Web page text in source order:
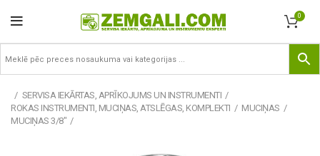
0
SERVISA IEKĀRTAS, APRĪKOJUMS UN INSTRUMENTI
ROKAS INSTRUMENTI, MUCIŅAS, ATSLĒGAS, KOMPLEKTI
MUCIŅAS
MUCIŅAS 3/8"